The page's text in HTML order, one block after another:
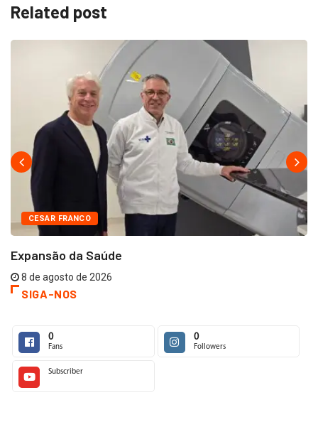
Related post
CESAR FRANCO
Expansão da Saúde
8 de agosto de 2026
SIGA-NOS
0
Fans
0
Followers
Subscriber